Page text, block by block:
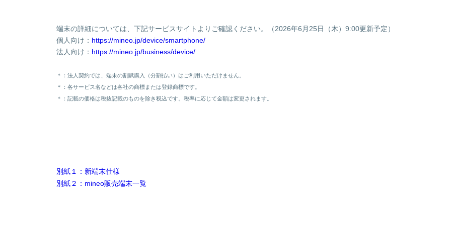
端末の詳細については、下記サービスサイトよりご確認ください。（2026年6月25日（木）9:00更新予定）
個人向け： https://mineo.jp/device/smartphone/
法人向け： https://mineo.jp/business/device/
＊：法人契約では、端末の割賦購入（分割払い）はご利用いただけません。
＊：各サービス名などは各社の商標または登録商標です。
＊：記載の価格は税抜記載のものを除き税込です。税率に応じて金額は変更されます。
別紙１：新端末仕様
別紙２：mineo販売端末一覧